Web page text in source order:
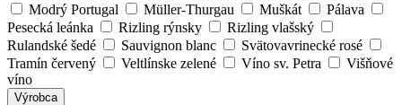
Modrý Portugal
Müller-Thurgau Muškát
Pálava
Pesecká leánka
Rizling rýnsky
Rizling vlašský
Rulandské šedé
Sauvignon blanc
Svätovavrinecké rosé
Tramín červený
Veltlínske zelené Víno sv. Petra
Višňové
víno
Výrobca